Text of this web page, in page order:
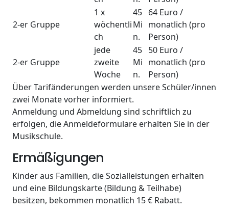
2-er Gruppe
1 x
wöchentli
ch
45
Mi
n.
64 Euro /
monatlich (pro
Person)
2-er Gruppe
jede
zweite
Woche
45
Mi
n.
50 Euro /
monatlich (pro
Person)
Über Tarifänderungen werden unsere Schüler/innen
zwei Monate vorher informiert.
Anmeldung und Abmeldung sind schriftlich zu
erfolgen, die Anmeldeformulare erhalten Sie in der
Musikschule.
Ermäßigungen
Kinder aus Familien, die Sozialleistungen erhalten
und eine Bildungskarte (Bildung & Teilhabe)
besitzen, bekommen monatlich 15 € Rabatt.